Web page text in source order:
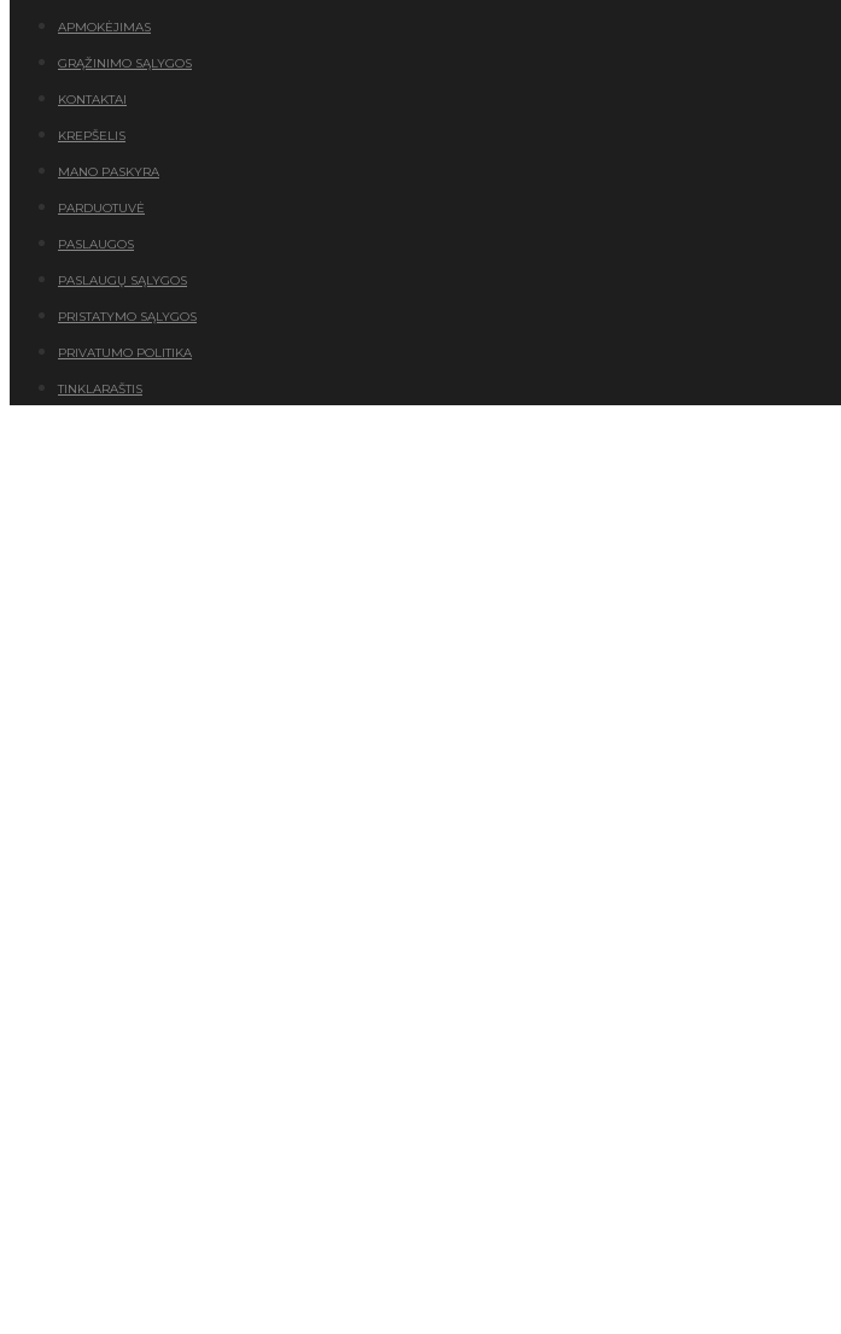
APMOKĖJIMAS
GRĄŽINIMO SĄLYGOS
KONTAKTAI
KREPŠELIS
MANO PASKYRA
PARDUOTUVĖ
PASLAUGOS
PASLAUGŲ SĄLYGOS
PRISTATYMO SĄLYGOS
PRIVATUMO POLITIKA
TINKLARAŠTIS